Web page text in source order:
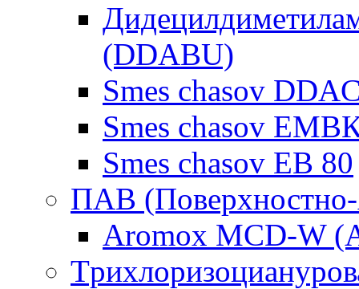
(DDABU)
Smes chasov
Smes chasov
Smes chasov ЕВ 80
ПАВ
Aromox MCD-W